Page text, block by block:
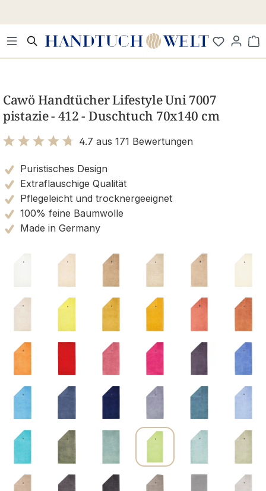
Cawö Handtücher Lifestyle Uni 7007
pistazie - 412 - Duschtuch 70x140 cm
4.7 aus 171 Bewertungen
Puristisches Design
Extraflauschige Qualität
Pflegeleicht und trocknergeeignet
100% feine Baumwolle
Made in Germany